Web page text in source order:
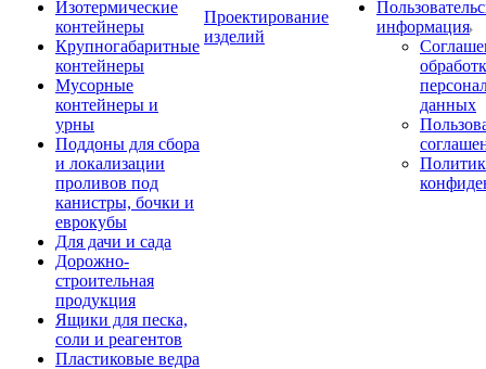
Изотермические
контейнеры
Крупногабаритные
контейнеры
Мусорные
контейнеры и
урны
Поддоны для сбора
и локализации
проливов под
канистры, бочки и
еврокубы
Для дачи и сада
Дорожно-
строительная
продукция
Ящики для песка,
соли и реагентов
Пластиковые ведра
Проектирование
изделий
информация
данных